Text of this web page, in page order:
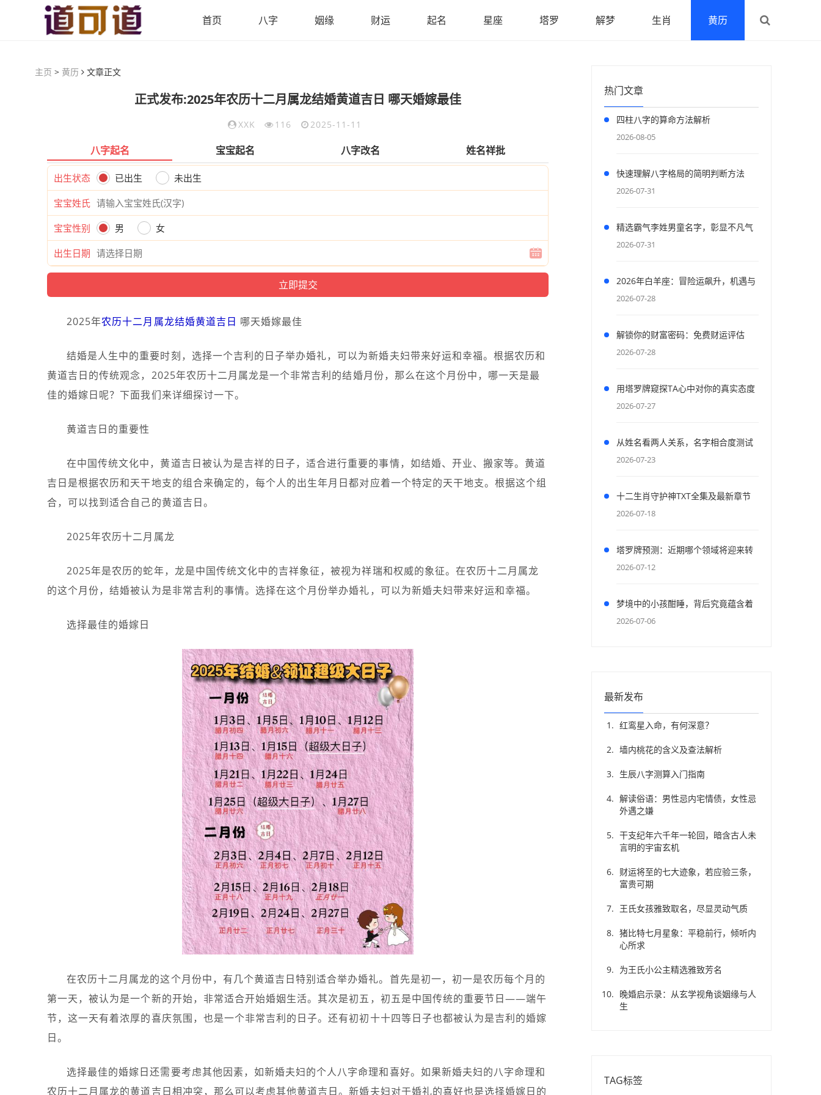
首页 八字 姻缘 财运 起名 星座 塔罗 解梦 生肖 黄历
主页 > 黄历 文章正文
正式发布:2025年农历十二月属龙结婚黄道吉日 哪天婚嫁最佳
XXK 116 2025-11-11
八字起名 宝宝起名 八字改名 姓名祥批
出生状态 已出生 未出生
宝宝姓氏
宝宝性别 男 女
出生日期
2025年农历十二月 属龙结婚黄道吉日 哪天婚嫁最佳
结婚是人生中的重要时刻，选择一个吉利的日子举办婚礼，可以为新婚夫妇带来好运和幸福。根据农历和
黄道吉日的传统观念，2025年农历十二月属龙是一个非常吉利的结婚月份，那么在这个月份中，哪一天是最
佳的婚嫁日呢？下面我们来详细探讨一下。
黄道吉日的重要性
在中国传统文化中，黄道吉日被认为是吉祥的日子，适合进行重要的事情，如结婚、开业、搬家等。黄道
吉日是根据农历和天干地支的组合来确定的，每个人的出生年月日都对应着一个特定的天干地支。根据这个组
合，可以找到适合自己的黄道吉日。
2025年农历十二月属龙
2025年是农历的蛇年，龙是中国传统文化中的吉祥象征，被视为祥瑞和权威的象征。在农历十二月属龙
的这个月份，结婚被认为是非常吉利的事情。选择在这个月份举办婚礼，可以为新婚夫妇带来好运和幸福。
选择最佳的婚嫁日
在农历十二月属龙的这个月份中，有几个黄道吉日特别适合举办婚礼。首先是初一，初一是农历每个月的
第一天，被认为是一个新的开始，非常适合开始婚姻生活。其次是初五，初五是中国传统的重要节日——端午
节，这一天有着浓厚的喜庆氛围，也是一个非常吉利的日子。还有初初十十四等日子也都被认为是吉利的婚嫁
日。
选择最佳的婚嫁日还需要考虑其他因素，如新婚夫妇的个人八字命理和喜好。如果新婚夫妇的八字命理和
农历十二月属龙的黄道吉日相冲突，那么可以考虑其他黄道吉日。新婚夫妇对于婚礼的喜好也是选择婚嫁日的
热门文章
四柱八字的算命方法解析
2026-08-05
快速理解八字格局的简明判断方法
2026-07-31
精选霸气李姓男童名字，彰显不凡气
度
2026-07-31
2026年白羊座：冒险运飙升，机遇与
财富齐飞
2026-07-28
解锁你的财富密码：免费财运评估
2026-07-28
用塔罗牌窥探TA心中对你的真实态度
与情感
2026-07-27
从姓名看两人关系，名字相合度测试
2026-07-23
十二生肖守护神TXT全集及最新章节
资源获取
2026-07-18
塔罗牌预测：近期哪个领域将迎来转
机？
2026-07-12
梦境中的小孩酣睡，背后究竟蕴含着
怎样的寓意？
2026-07-06
最新发布
红鸾星入命，有何深意？
墙内桃花的含义及查法解析
生辰八字测算入门指南
解读俗语：男性忌内宅情债，女性忌
外遇之嫌
干支纪年六千年一轮回，暗含古人未
言明的宇宙玄机
财运将至的七大迹象，若应验三条，
富贵可期
王氏女孩雅致取名，尽显灵动气质
猪比特七月星象：平稳前行，倾听内
心所求
为王氏小公主精选雅致芳名
晚婚启示录：从玄学视角谈姻缘与人
生
TAG标签